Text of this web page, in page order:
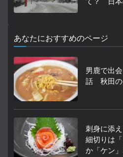
あなたにおすすめのページ
男鹿で出
話 秋田の
刺身に添
細切りは
か「ケン